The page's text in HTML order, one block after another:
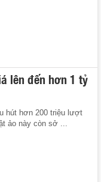
lên đến hơn 1 tỷ
hút hơn 200 triệu lượt
ảo này còn sở ...